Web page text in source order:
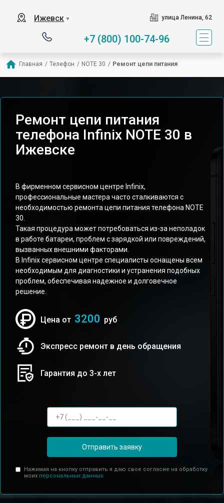
Ижевск ▼ улица Ленина, 62
+7 (800) 100-74-96
Главная / Телефон / NOTE 30 / Ремонт цепи питания
Ремонт цепи питания
телефона Infinix NOTE 30 в
Ижевске
В фирменном сервисном центре Infinix,
профессиональные мастера часто сталкиваются с
необходимостью ремонта цепи питания телефона NOTE
30.
Такая процедура может потребоваться из-за неполадок
в работе батареи, проблем с зарядкой или повреждений,
вызванных внешними факторами.
В Infinix сервисном центре специалисты оснащены всем
необходимым для диагностики и устранения подобных
проблем, обеспечивая надежное и долговечное
решение.
Цена от 3200 руб
Экспресс ремонт в день обращения
Гарантия до 3-х лет
Отправить заявку
Нажимая на кнопку отправить я даю свое согласие на обработку
моих персональных данных.